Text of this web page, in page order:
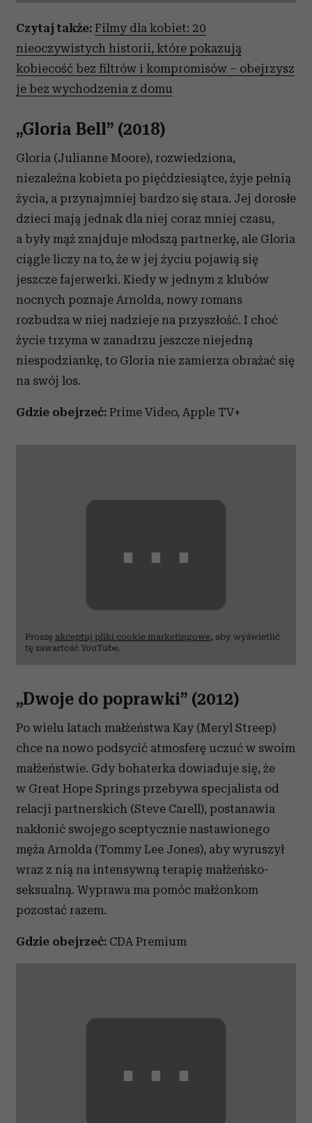
Czytaj także: Filmy dla kobiet: 20
nieoczywistych historii, które pokazują
kobiecość bez filtrów i kompromisów – obejrzysz
je bez wychodzenia z domu
„Gloria Bell” (2018)
Gloria (Julianne Moore), rozwiedziona,
niezależna kobieta po pięćdziesiątce, żyje pełnią
życia, a przynajmniej bardzo się stara. Jej dorosłe
dzieci mają jednak dla niej coraz mniej czasu,
a były mąż znajduje młodszą partnerkę, ale Gloria
ciągle liczy na to, że w jej życiu pojawią się
jeszcze fajerwerki. Kiedy w jednym z klubów
nocnych poznaje Arnolda, nowy romans
rozbudza w niej nadzieje na przyszłość. I choć
życie trzyma w zanadrzu jeszcze niejedną
niespodziankę, to Gloria nie zamierza obrażać się
na swój los.
Gdzie obejrzeć: Prime Video, Apple TV+
⋯
Proszę akceptuj pliki cookie marketingowe, aby wyświetlić
tę zawartość YouTube.
„Dwoje do poprawki” (2012)
Po wielu latach małżeństwa Kay (Meryl Streep)
chce na nowo podsycić atmosferę uczuć w swoim
małżeństwie. Gdy bohaterka dowiaduje się, że
w Great Hope Springs przebywa specjalista od
relacji partnerskich (Steve Carell), postanawia
nakłonić swojego sceptycznie nastawionego
męża Arnolda (Tommy Lee Jones), aby wyruszył
wraz z nią na intensywną terapię małżeńsko-
seksualną. Wyprawa ma pomóc małżonkom
pozostać razem.
Gdzie obejrzeć: CDA Premium
⋯